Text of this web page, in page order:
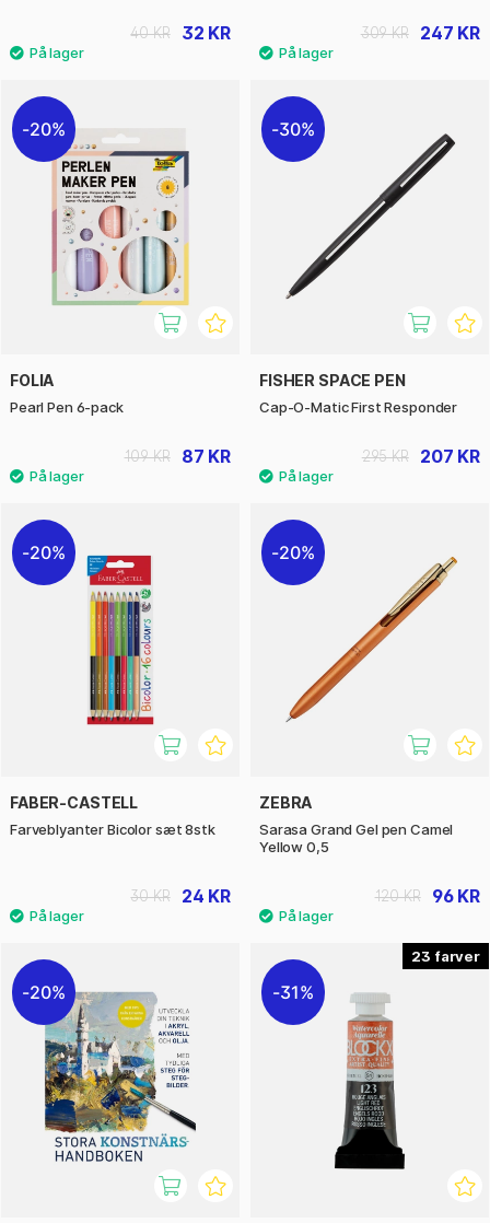
32 KR
40 KR 247 KR
309 KR
20%
FOLIA
Pearl Pen 6-pack
87 KR
109 KR
30%
FISHER SPACE PEN
Cap-O-Matic First Responder
207 KR
295 KR
20%
FABER-CASTELL
Farveblyanter Bicolor sæt 8stk
24 KR
30 KR
20%
ZEBRA
Sarasa Grand Gel pen Camel
Yellow 0,5
96 KR
120 KR
20%
23
31%